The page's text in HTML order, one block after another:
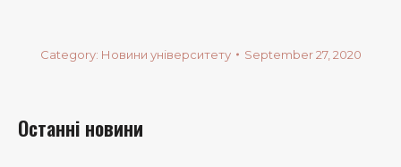
Category: Новини університету September 27, 2020
Останні новини